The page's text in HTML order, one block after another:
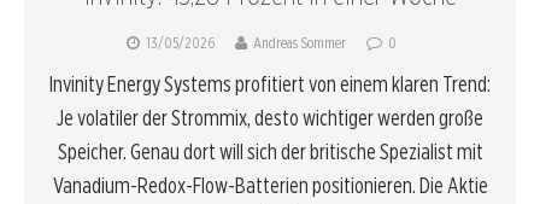
13/05/2026 Andreas Sommer 0
Invinity Energy Systems profitiert von einem klaren Trend:
Je volatiler der Strommix, desto wichtiger werden große
Speicher. Genau dort will sich der britische Spezialist mit
Vanadium-Redox-Flow-Batterien positionieren. Die Aktie